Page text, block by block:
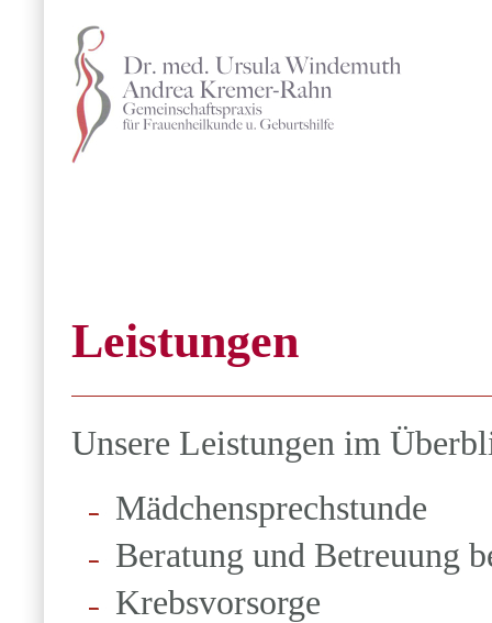
Leistungen
Unsere Leistungen im
Mädchensprechstunde
Beratung und Betreuung
Krebsvorsorge